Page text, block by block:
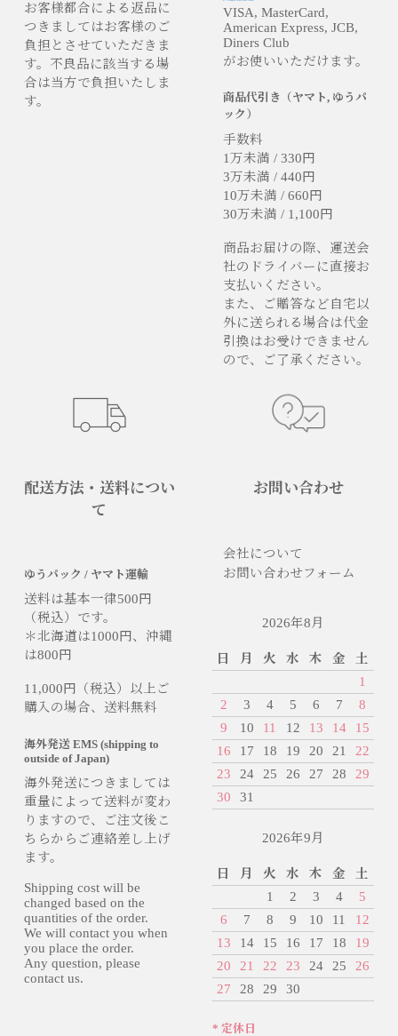
お客様都合による返品に
つきましてはお客様のご
負担とさせていただきま
す。不良品に該当する場
合は当方で負担いたしま
す。
VISA, MasterCard,
American Express, JCB,
Diners Club
がお使いいただけます。
商品代引き（ヤマト, ゆうパ
ック）
手数料
1万未満 / 330円
3万未満 / 440円
10万未満 / 660円
30万未満 / 1,100円
商品お届けの際、運送会
社のドライバーに直接お
支払いください。
また、ご贈答など自宅以
外に送られる場合は代金
引換はお受けできません
ので、ご了承ください。
配送方法・送料につい
て
ゆうパック / ヤマト運輸
送料は基本一律500円
（税込）です。
＊北海道は1000円、沖縄
は800円
11,000円（税込）以上ご
購入の場合、送料無料
海外発送 EMS (shipping to
outside of Japan)
海外発送につきましては
重量によって送料が変わ
りますので、ご注文後こ
ちらからご連絡差し上げ
ます。
Shipping cost will be
changed based on the
quantities of the order.
We will contact you when
you place the order.
Any question, please
contact us.
お問い合わせ
会社について
お問い合わせフォーム
2026年8月
日 月 火 水 木 金
土
1
2
3 4 5 6 7
8
9
10 11 12 13 14
15
16
17 18 19 20 21
22
23
24 25 26 27 28
29
30
31
2026年9月
日 月 火 水 木 金
土
1
2 3 4
5
6
7 8 9 10 11
12
13
14 15 16 17 18
19
20
21 22 23 24 25
26
27
28 29 30
* 定休日